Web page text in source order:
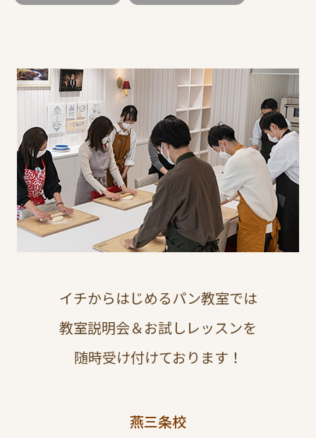
イチからはじめるパン教室では
教室説明会＆お試しレッスンを
随時受け付けております！
燕三条校